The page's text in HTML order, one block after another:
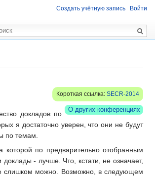
Короткая ссылка: SECR-2014
О других конференциях
докладов по
я достаточно уверен, что они не будут
по темам.
которой по предварительно отобранным
- лучше. Что, кстати, не означает,
слишком можно. Возможно, в следующем
Создать учётную запись Войти